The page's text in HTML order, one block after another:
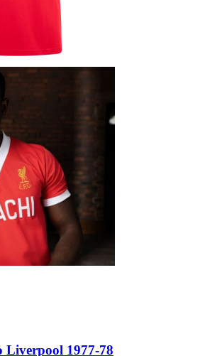
Liverpool 1977-78